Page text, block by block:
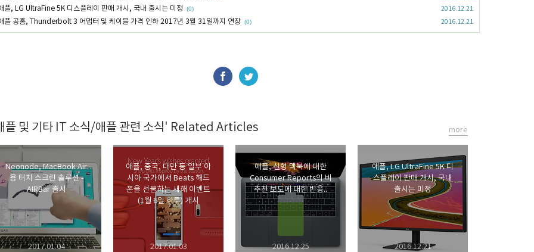
플, LG UltraFine 5K 디스플레이 판매 개시, 국내 출시는 미정 (0) 2016.12.21
플 공홈, Thunderbolt 3 어댑터 및 케이블 가격 인하 2017년 3월 31일까지 연장 (0) 2016.12.21
플 및 기타 IT 소식/애플 관련 소식' Related Articles
2017.01.04
Neonode, MacBook Air
용 터치 스크린 솔루션 -
AIRBar 출시
2017.01.03
애플, 중국, 대만 등 일부 아
시아 국가에서 Beats 해드
폰을 선물하는 새해 이벤트
(1월 6일 하루) 개시
2016.12.25
애플, 신형 맥북에 대한
Consumer Reports의 비
추천 보도에 대한 반응..
2016.12.21
애플, LG UltraFine 5K 디
스플레이 판매 개시, 국내
출시는 미정
more